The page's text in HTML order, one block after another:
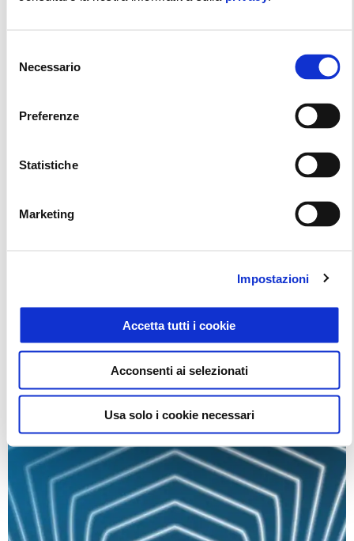
delNecessario
Preferenze
Statistiche
Marketing
Impostazioni
Accetta tutti i cookie
Acconsenti ai selezionati
Usa solo i cookie necessari
NUOVO PIAGGIO MP3 CON VANTAGGI FINO A
1.500€